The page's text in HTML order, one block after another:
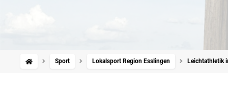
Sport Lokalsport Region Esslingen Leichtathletik